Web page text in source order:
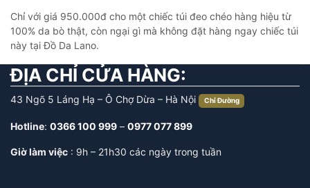
Chỉ với giá 950.000đ cho một chiếc túi đeo chéo hàng hiệu từ
100% da bò thật, còn ngại gì mà không đặt hàng ngay chiếc túi
này tại Đồ Da Lano.
ĐỊA CHỈ CỬA HÀNG:
43 Ngõ 5 Láng Hạ – Ô Chợ Dừa – Hà Nội Chỉ Đường
Hotline: 0366 100 999 – 0977 077 899
Giờ làm việc : 9h – 21h30 các ngày trong tuần